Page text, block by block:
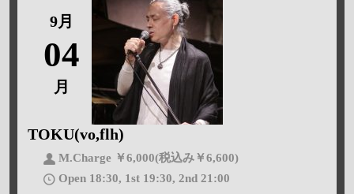
9月
04
月
TOKU(vo,flh)
M.Charge ￥6,000(税込み￥6,600)
Open 18:30, 1st 19:30, 2nd 21:00